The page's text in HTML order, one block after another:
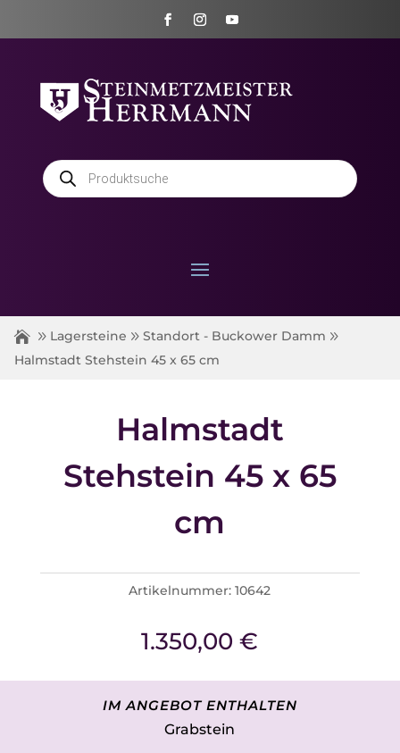
Products
search
Lagersteine
Standort - Buckower Damm
Halmstadt Stehstein 45 x 65 cm
Halmstadt
Stehstein 45 x 65
cm
Artikelnummer:10642
1.350,00€
IM ANGEBOT ENTHALTEN
Grabstein